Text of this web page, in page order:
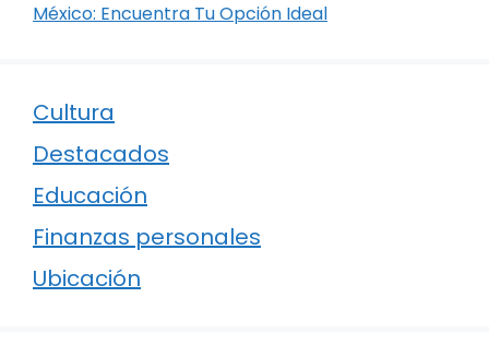
México: Encuentra Tu Opción Ideal
Cultura
Destacados
Educación
Finanzas personales
Ubicación